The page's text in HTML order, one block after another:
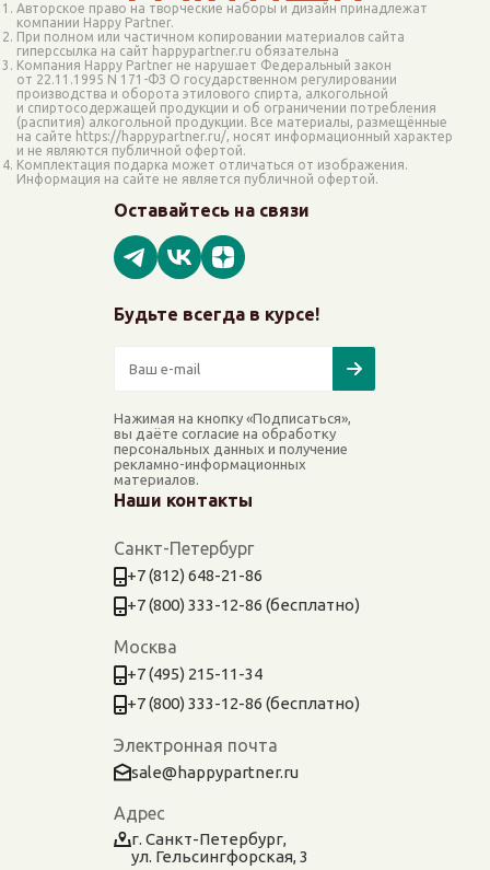
Авторское право на творческие наборы и дизайн принадлежат
компании Happy Partner.
При полном или частичном копировании материалов сайта
гиперссылка на сайт happypartner.ru обязательна
Компания Happy Partner не нарушает Федеральный закон
от 22.11.1995 N 171-ФЗ О государственном регулировании
производства и оборота этилового спирта, алкогольной
и спиртосодержащей продукции и об ограничении потребления
(распития) алкогольной продукции. Все материалы, размещённые
на сайте https://happypartner.ru/, носят информационный характер
и не являются публичной офертой.
Комплектация подарка может отличаться от изображения.
Информация на сайте не является публичной офертой.
Оставайтесь на связи
Будьте всегда в курсе!
Нажимая на кнопку «Подписаться»,
вы даёте согласие на обработку
персональных данных и получение
рекламно-информационных
материалов.
Наши контакты
Санкт-Петербург
+7 (812) 648-21-86
+7 (800) 333-12-86 (бесплатно)
Москва
+7 (495) 215-11-34
+7 (800) 333-12-86 (бесплатно)
Электронная почта
sale@happypartner.ru
Адрес
г. Санкт-Петербург,
ул. Гельсингфорская, 3